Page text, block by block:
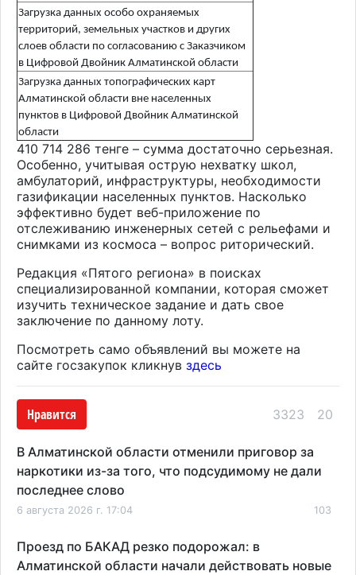
Загрузка данных особо охраняемых
территорий, земельных участков и других
слоев области по согласованию с Заказчиком
в Цифровой Двойник Алматинской области
Загрузка данных топографических карт
Алматинской области вне населенных
пунктов в Цифровой Двойник Алматинской
области
410 714 286 тенге – сумма достаточно серьезная.
Особенно, учитывая острую нехватку школ,
амбулаторий, инфраструктуры, необходимости
газификации населенных пунктов. Насколько
эффективно будет веб-приложение по
отслеживанию инженерных сетей с рельефами и
снимками из космоса – вопрос риторический.
Редакция «Пятого региона» в поисках
специализированной компании, которая сможет
изучить техническое задание и дать свое
заключение по данному лоту.
Посмотреть само объявлений вы можете на
сайте госзакупок кликнув здесь
Нравится 3323 20
В Алматинской области отменили приговор за
наркотики из-за того, что подсудимому не дали
последнее слово
6 августа 2026 г. 17:04 103
Проезд по БАКАД резко подорожал: в
Алматинской области начали действовать новые